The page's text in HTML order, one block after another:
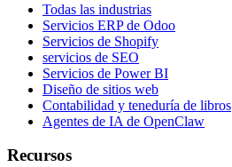
Todas las industrias
Servicios ERP de Odoo
Servicios de Shopify
servicios de SEO
Servicios de Power BI
Diseño de sitios web
Contabilidad y teneduría de libros
Agentes de IA de OpenClaw
Recursos